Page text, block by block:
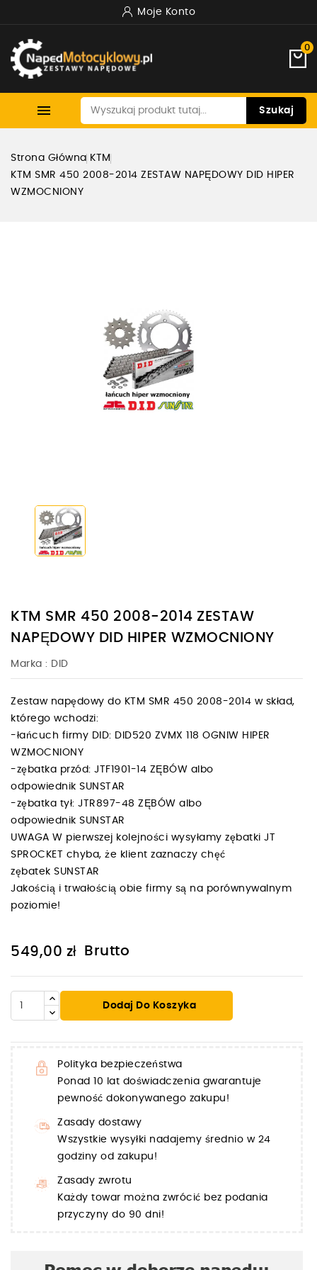
Moje Konto
0
 Szukaj
Strona Główna KTM
KTM SMR 450 2008-2014 ZESTAW NAPĘDOWY DID HIPER
WZMOCNIONY
KTM SMR 450 2008-2014 ZESTAW
NAPĘDOWY DID HIPER WZMOCNIONY
Marka : DID
Zestaw napędowy do KTM SMR 450 2008-2014 w skład,
którego wchodzi:
-łańcuch firmy DID: DID520 ZVMX 118 OGNIW HIPER
WZMOCNIONY
-zębatka przód: JTF1901-14 ZĘBÓW albo
odpowiednik SUNSTAR
-zębatka tył: JTR897-48 ZĘBÓW albo
odpowiednik SUNSTAR
UWAGA W pierwszej kolejności wysyłamy zębatki JT
SPROCKET chyba, że klient zaznaczy chęć
zębatek SUNSTAR
Jakością i trwałością obie firmy są na porównywalnym
poziomie!
549,00 zł Brutto
Dodaj Do Koszyka
Polityka bezpieczeństwa
Ponad 10 lat doświadczenia gwarantuje
pewność dokonywanego zakupu!
Zasady dostawy
Wszystkie wysyłki nadajemy średnio w 24
godziny od zakupu!
Zasady zwrotu
Każdy towar można zwrócić bez podania
przyczyny do 90 dni!